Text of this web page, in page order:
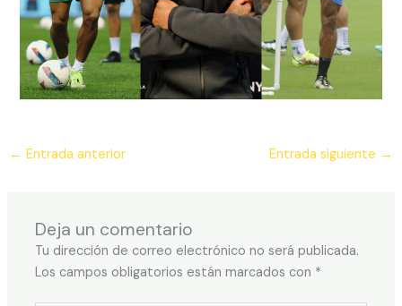
← Entrada anterior Entrada siguiente →
Deja un comentario
Tu dirección de correo electrónico no será publicada.
Los campos obligatorios están marcados con *